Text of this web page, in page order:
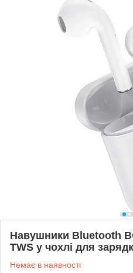
Навушники Bluetooth
TWS у чохлі для
Немає в наявності